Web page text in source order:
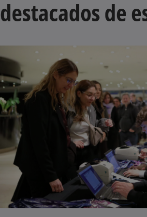
destacados de